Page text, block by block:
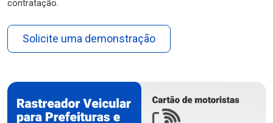
contratação.
Solicite uma demonstração